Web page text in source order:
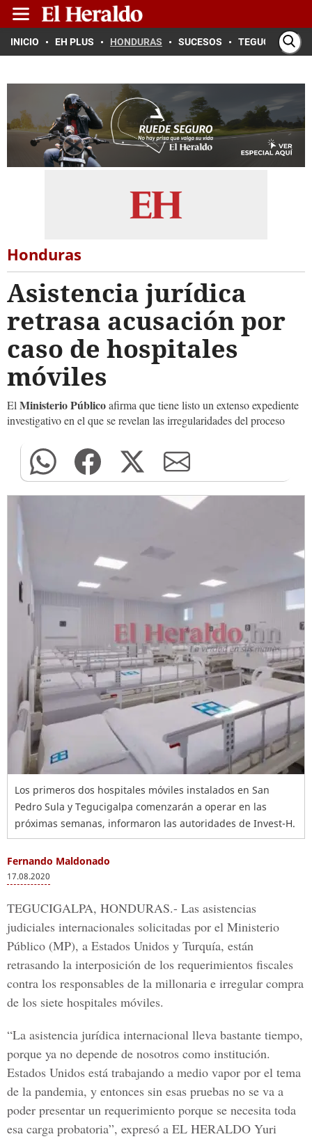
INICIO EH PLUS HONDURAS SUCESOS TEGUCIGALPA
Honduras
Asistencia jurídica
retrasa acusación por
caso de hospitales
móviles
El Ministerio Públicoafirma que tiene listo un extenso expediente
investigativo en el que se revelan las irregularidades del proceso
Los primeros dos hospitales móviles instalados en San
Pedro Sula y Tegucigalpa comenzarán a operar en las
próximas semanas, informaron las autoridades de Invest-H.
Fernando Maldonado
17.08.2020
TEGUCIGALPA, HONDURAS.- Las asistencias
judiciales internacionales solicitadas por el Ministerio
Público (MP), a Estados Unidos y Turquía, están
retrasando la interposición de los requerimientos fiscales
contra los responsables de la millonaria e irregular compra
de los siete hospitales móviles.
“La asistencia jurídica internacional lleva bastante tiempo,
porque ya no depende de nosotros como institución.
Estados Unidos está trabajando a medio vapor por el tema
de la pandemia, y entonces sin esas pruebas no se va a
poder presentar un requerimiento porque se necesita toda
esa carga probatoria”, expresó a EL HERALDO Yuri